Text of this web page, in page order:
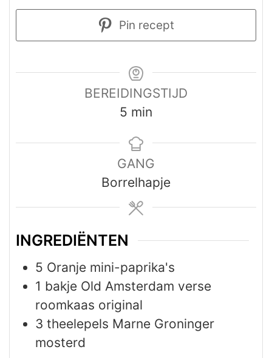
Pin recept
BEREIDINGSTIJD
5 minuten
min
GANG
Borrelhapje
INGREDIËNTEN
5 Oranje mini-paprika's
1 bakje Old Amsterdam verse
roomkaas original
3 theelepels Marne Groninger
mosterd